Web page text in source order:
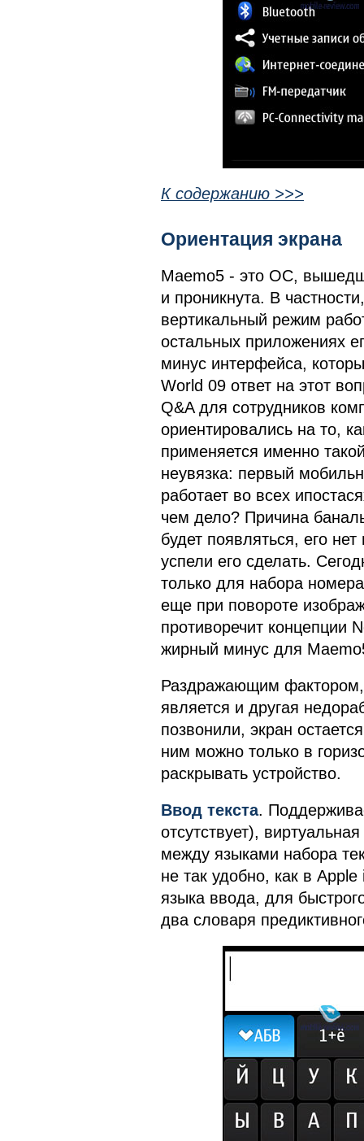
К содержанию >>>
Ориентация экрана
Maemo5 - это ОС,
и проникнута. В
вертикальный режим
остальных приложениях
минус интерфейса,
World 09 ответ на этот
Q&A для сотрудников
ориентировались на то,
применяется именно
неувязка: первый
работает во всех
чем дело? Причина
будет появляться, его
успели его сделать.
только для набора
еще при повороте
противоречит концепции
жирный минус для
Раздражающим фактором,
является и другая
позвонили, экран
ним можно только в
раскрывать устройство.
Ввод текста.
отсутствует),
между языками набора
не так удобно, как в
языка ввода, для
два словаря